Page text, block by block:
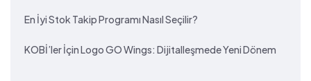
En İyi Stok Takip Programı Nasıl Seçilir?
KOBİ’ler İçin Logo GO Wings: Dijitalleşmede Yeni Dönem